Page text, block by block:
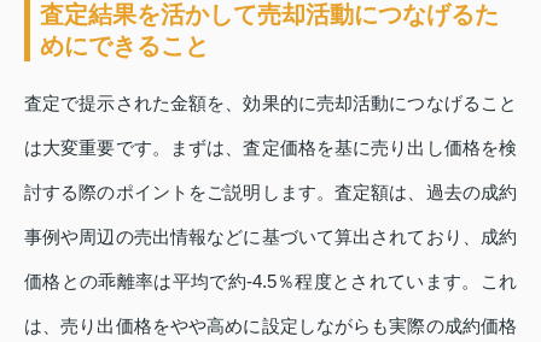
査定結果を活かして売却活動につなげるた
めにできること
査定で提示された金額を、効果的に売却活動につなげること
は大変重要です。まずは、査定価格を基に売り出し価格を検
討する際のポイントをご説明します。査定額は、過去の成約
事例や周辺の売出情報などに基づいて算出されており、成約
価格との乖離率は平均で約‑4.5％程度とされています。これ
は、売り出価格をやや高めに設定しながらも実際の成約価格